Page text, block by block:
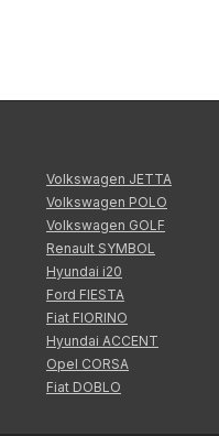
Volkswagen JETTA
Volkswagen POLO
Volkswagen GOLF
Renault SYMBOL
Hyundai i20
Ford FIESTA
Fiat FIORINO
Hyundai ACCENT
Opel CORSA
Fiat DOBLO